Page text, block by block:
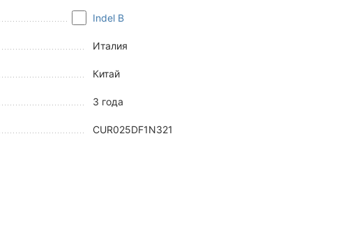
Indel B
Италия
Китай
3 года
CUR025DF1N321